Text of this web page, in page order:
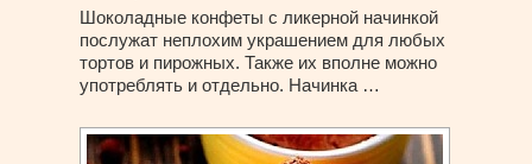
Шоколадные конфеты с ликерной начинкой
послужат неплохим украшением для любых
тортов и пирожных. Также их вполне можно
употреблять и отдельно. Начинка …